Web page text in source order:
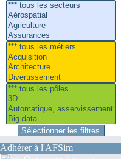
Adhérer à l'AFSim